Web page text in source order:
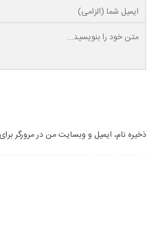
ذخیره نام، ایمیل و وبسایت من در مرورگر